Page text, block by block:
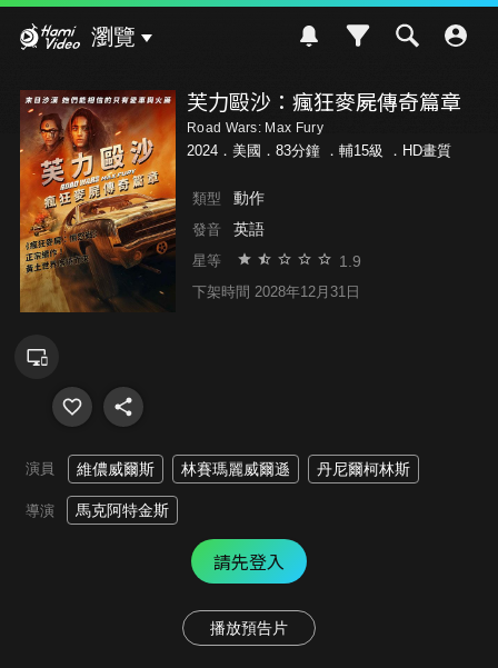
瀏覽
芙力毆沙：瘋狂麥屍傳奇篇章
Road Wars: Max Fury
2024．美國．83分鐘 ． 輔15級 ．HD畫質
類型 動作
發音 英語
星等 1.9
下架時間 2028年12月31日
演員 維儂威爾斯 林賽瑪麗威爾遜 丹尼爾柯林斯
導演 馬克阿特金斯
請先登入
播放預告片